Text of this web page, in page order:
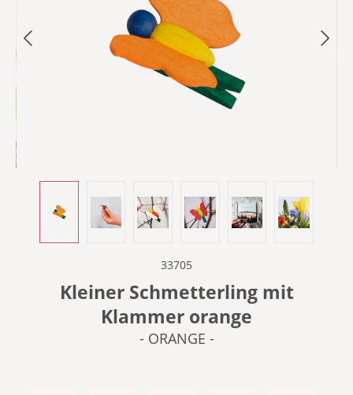
33705
Kleiner Schmetterling mit
Klammer orange
- ORANGE -